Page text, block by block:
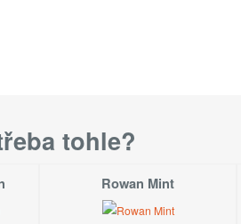
tohle?
Rowan Mint